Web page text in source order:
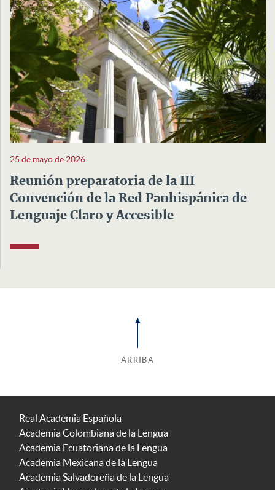
25 de mayo de 2026
Reunión preparatoria de la III
Convención de la Red Panhispánica de
Lenguaje Claro y Accesible
ARRIBA
Real Academia Española
Academia Colombiana de la Lengua
Academia Ecuatoriana de la Lengua
Academia Mexicana de la Lengua
Academia Salvadoreña de la Lengua